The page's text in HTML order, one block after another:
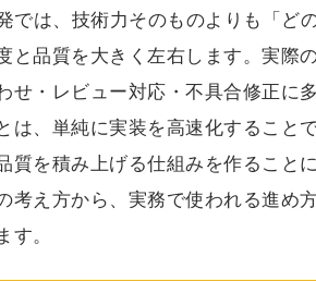
では、技術力そのものよりも「ど
と品質を大きく左右します。実際
せ・レビュー対応・不具合修正に
は、単純に実装を高速化すること
質を積み上げる仕組みを作ること
考え方から、実務で使われる進め
す。